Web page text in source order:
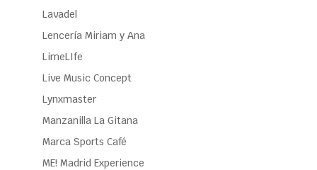
Lavadel
Lencería Miriam y Ana
LimeLIfe
Live Music Concept
Lynxmaster
Manzanilla La Gitana
Marca Sports Café
ME! Madrid Experience